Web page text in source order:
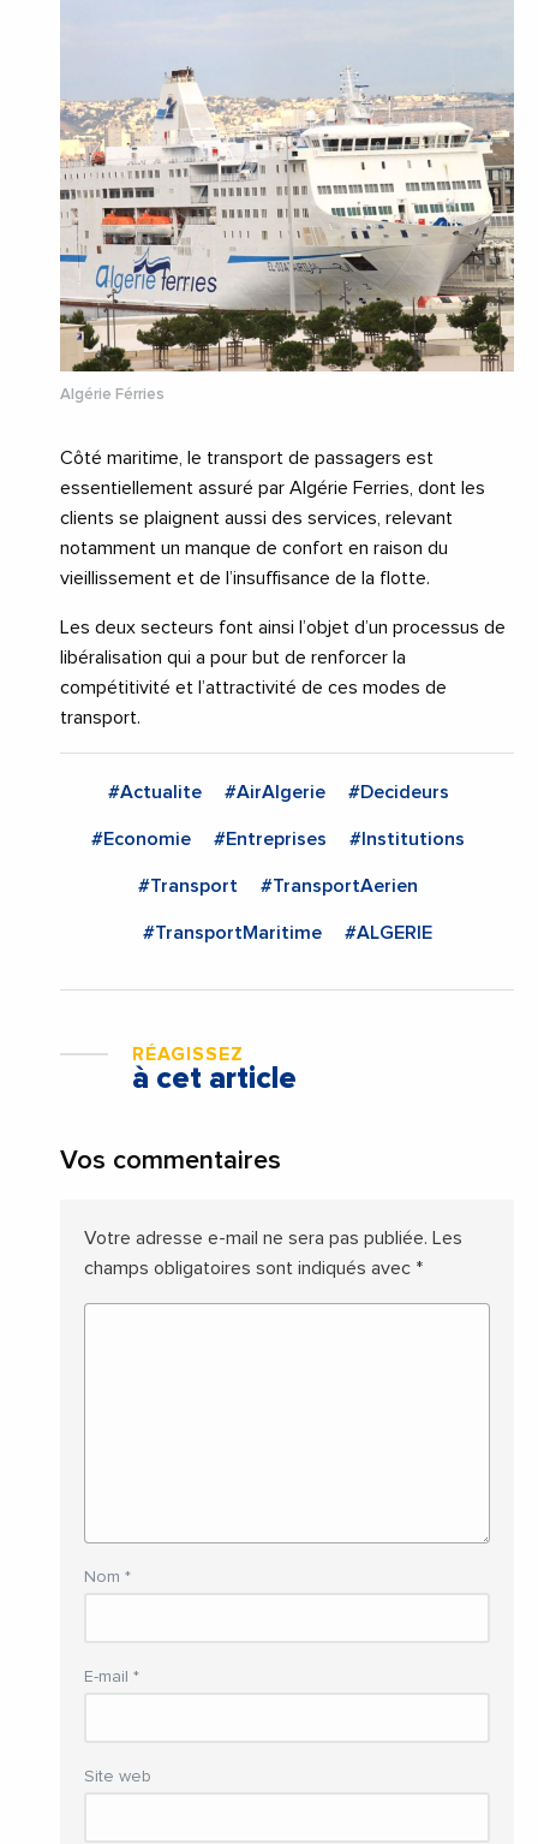
Algérie Férries
Côté maritime, le transport de passagers est
essentiellement assuré par Algérie Ferries, dont les
clients se plaignent aussi des services, relevant
notamment un manque de confort en raison du
vieillissement et de l’insuffisance de la flotte.
Les deux secteurs font ainsi l’objet d’un processus de
libéralisation qui a pour but de renforcer la
compétitivité et l’attractivité de ces modes de
transport.
#Actualite #AirAlgerie #Decideurs
#Economie #Entreprises #Institutions
#Transport #TransportAerien
#TransportMaritime #ALGERIE
RÉAGISSEZ
à cet article
Vos commentaires
Votre adresse e-mail ne sera pas publiée. Les
champs obligatoires sont indiqués avec *
Nom *
E-mail *
Site web